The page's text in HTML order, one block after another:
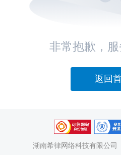
非常抱歉，
返回
湖南希律网络科技有限公司